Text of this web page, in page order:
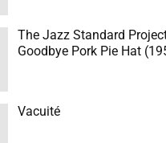
The Jazz Standard
Goodbye Pork Pie Hat
Vacuité